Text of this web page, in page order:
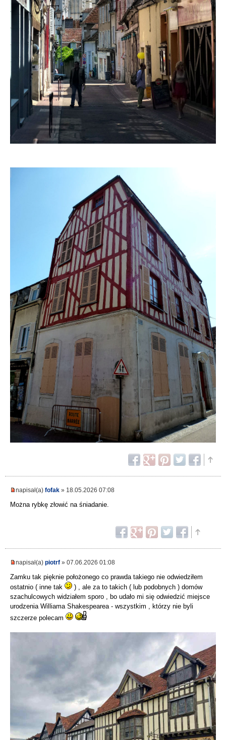
napisał(a) fofak » 18.05.2026 07:08
Można rybkę złowić na śniadanie.
napisał(a) piotrf » 07.06.2026 01:08
Zamku tak pięknie położonego co prawda takiego nie odwiedziłem
ostatnio ( inne tak
) , ale za to takich ( lub podobnych ) domów
szachulcowych widziałem sporo , bo udało mi się odwiedzić miejsce
urodzenia Williama Shakespearea - wszystkim , którzy nie byli
szczerze polecam